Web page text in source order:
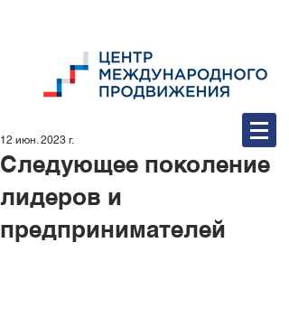
Следующее поколение
лидеров и
предпринимателей
12 июн. 2023 г.